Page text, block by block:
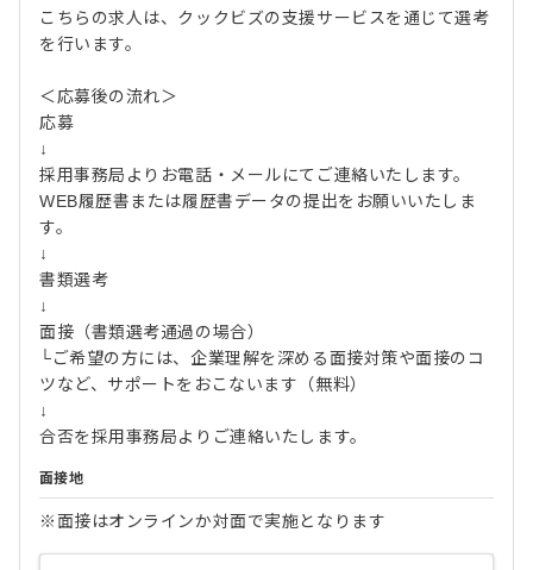
こちらの求人は、クックビズの支援サービスを通じて選考
を行います。
＜応募後の流れ＞
応募
↓
採用事務局よりお電話・メールにてご連絡いたします。
WEB履歴書または履歴書データの提出をお願いいたしま
す。
↓
書類選考
↓
面接（書類選考通過の場合）
└ご希望の方には、企業理解を深める面接対策や面接のコ
ツなど、サポートをおこないます（無料）
↓
合否を採用事務局よりご連絡いたします。
面接地
※面接はオンラインか対面で実施となります